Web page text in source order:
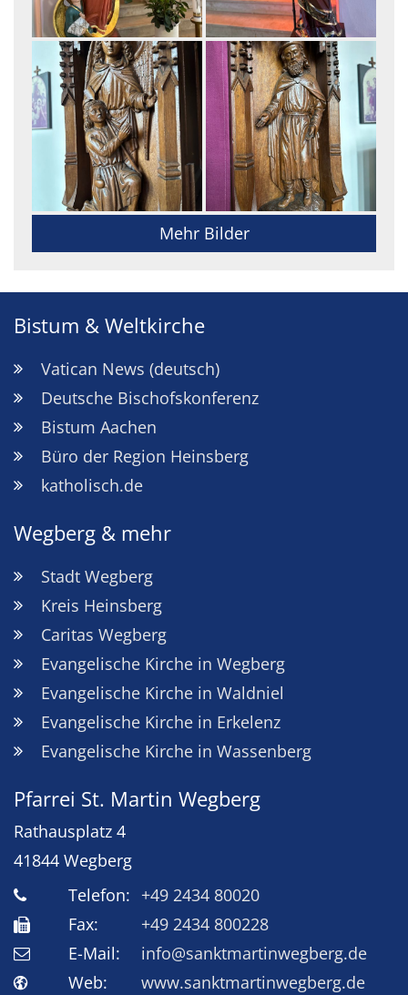
Mehr Bilder
Bistum & Weltkirche
Vatican News (deutsch)
Deutsche Bischofskonferenz
Bistum Aachen
Büro der Region Heinsberg
katholisch.de
Wegberg & mehr
Stadt Wegberg
Kreis Heinsberg
Caritas Wegberg
Evangelische Kirche in Wegberg
Evangelische Kirche in Waldniel
Evangelische Kirche in Erkelenz
Evangelische Kirche in Wassenberg
Pfarrei St. Martin Wegberg
Rathausplatz 4
41844 Wegberg
Telefon: +49 2434 80020
Fax:
+49 2434 800228
E-Mail:
info@sanktmartinwegberg.de
Web:
www.sanktmartinwegberg.de